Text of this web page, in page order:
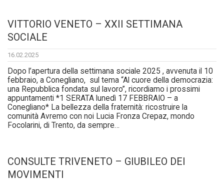
VITTORIO VENETO – XXII SETTIMANA
SOCIALE
16.02.2025
Dopo l’apertura della settimana sociale 2025 , avvenuta il 10
febbraio, a Conegliano, sul tema “Al cuore della democrazia:
una Repubblica fondata sul lavoro”, ricordiamo i prossimi
appuntamenti *1 SERATA lunedì 17 FEBBRAIO – a
Conegliano* La bellezza della fraternità: ricostruire la
comunità Avremo con noi Lucia Fronza Crepaz, mondo
Focolarini, di Trento, da sempre…
CONSULTE TRIVENETO – GIUBILEO DEI
MOVIMENTI